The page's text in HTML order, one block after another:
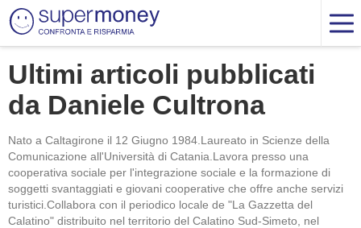
Ultimi articoli pubblicati
da Daniele Cultrona
Nato a Caltagirone il 12 Giugno 1984.Laureato in Scienze della
Comunicazione all'Università di Catania.Lavora presso una
cooperativa sociale per l'integrazione sociale e la formazione di
soggetti svantaggiati e giovani cooperative che offre anche servizi
turistici.Collabora con il periodico locale de "La Gazzetta del
Calatino" distribuito nel territorio del Calatino Sud-Simeto, nel